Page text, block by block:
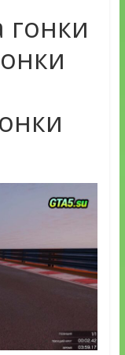
гонки